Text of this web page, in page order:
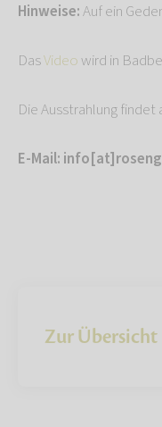
Hinweise:Auf ein
DasVideowird in
Die Ausstrahlung findet
E-Mail:
Zur Übersicht